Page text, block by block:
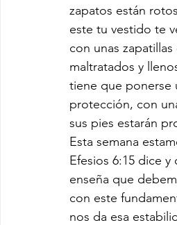
zapatos están
este tu vestido te
con unas
maltratados y
tiene que ponerse
protección, con
sus pies estarán
Esta semana
Efesios 6:15 dice
enseña que
con este
nos da esa